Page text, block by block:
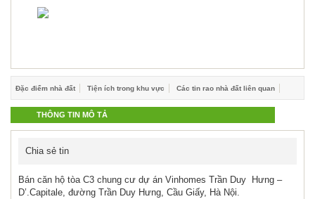
Đặc điểm nhà đất Tiện ích trong khu vực Các tin rao nhà đất liên quan
THÔNG TIN MÔ TẢ
Chia sẻ tin
Bán căn hộ tòa C3 chung cư dự án Vinhomes Trần Duy Hưng –
D’.Capitale, đường Trần Duy Hưng, Cầu Giấy, Hà Nội.